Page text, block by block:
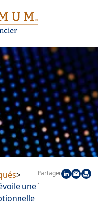
>
une
Partager
: